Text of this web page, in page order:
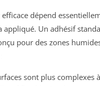
dépend
appliqué. Un adhésif
pour des zones
sont plus complexes